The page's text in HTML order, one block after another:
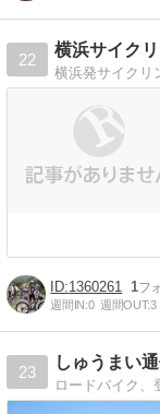
22
横浜サイク
1360261 1
週間IN:0 週間OUT:3
23
しゅうまい
ロードバイク、